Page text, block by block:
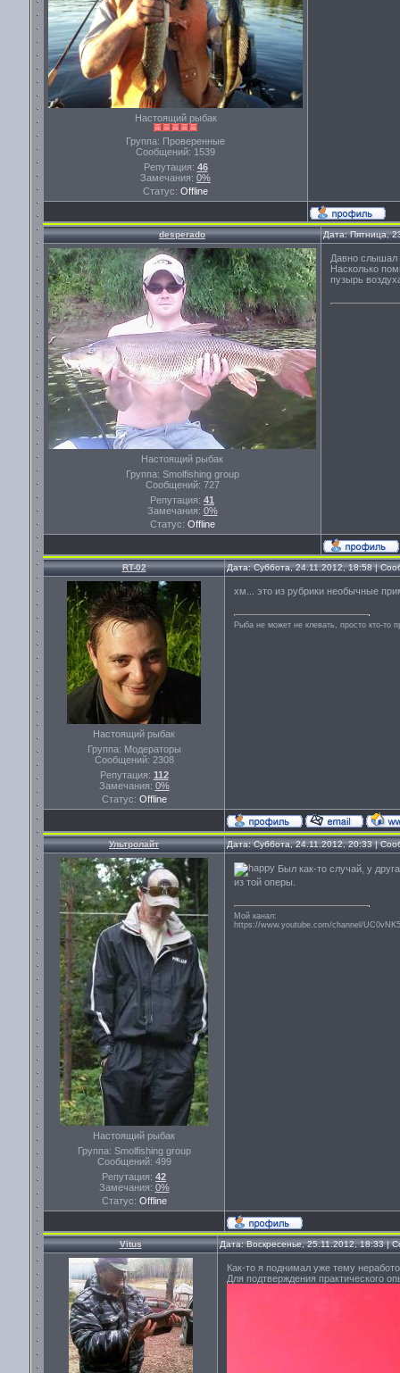
Настоящий рыбак
Группа: Проверенные
Сообщений: 1539
Репутация: 46
Замечания: 0%
Статус: Offline
desperado Дата: Пятница,
Настоящий рыбак
Группа: Smolfishing group
Сообщений: 727
Репутация: 41
Замечания: 0%
Статус: Offline
Давно слышал
Насколько
пузырь
RT-02 Дата: Суббота, 24.11.2012, 18:58 |
Настоящий рыбак
Группа: Модераторы
Сообщений: 2308
Репутация: 112
Замечания: 0%
Статус: Offline
хм... это из рубрики необычные
Рыба не может не клевать, просто кто-то
Ультролайт Дата: Суббота, 24.11.2012, 20:33 |
Настоящий рыбак
Группа: Smolfishing group
Сообщений: 499
Репутация: 42
Замечания: 0%
Статус: Offline
Был как-то случай, у
из той оперы.
Мой канал:
https://www.youtube.com/channel/
Vitus Дата: Воскресенье, 25.11.2012, 18:33 |
Как-то я поднимал уже тему
Для подтверждения практического